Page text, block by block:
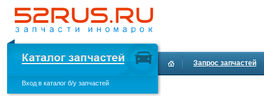
Вход в каталог б/у запчастей
Запрос запчастей